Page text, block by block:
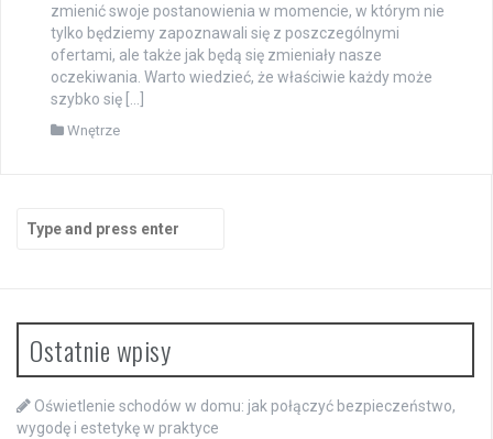
zmienić swoje postanowienia w momencie, w którym nie
tylko będziemy zapoznawali się z poszczególnymi
ofertami, ale także jak będą się zmieniały nasze
oczekiwania. Warto wiedzieć, że właściwie każdy może
szybko się […]
Wnętrze
for:
Ostatnie wpisy
Oświetlenie schodów w domu: jak połączyć bezpieczeństwo,
wygodę i estetykę w praktyce